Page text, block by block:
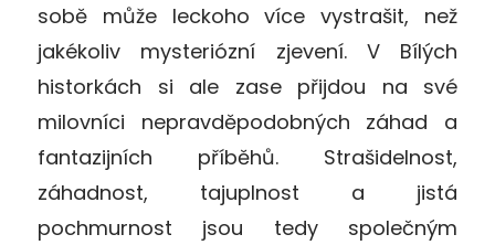
sobě může leckoho více vystrašit, než
jakékoliv mysteriózní zjevení. V Bílých
historkách si ale zase přijdou na své
milovníci nepravděpodobných záhad a
fantazijních příběhů. Strašidelnost,
záhadnost, tajuplnost a jistá
pochmurnost jsou tedy společným